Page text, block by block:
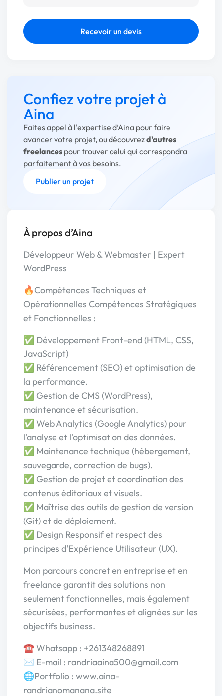
Recevoir un devis
Confiez votre projet à
Aina
Faites appel à l'expertise d’Aina pour faire
avancer votre projet, ou découvrezd'autres
freelances pour trouver celui qui correspondra
parfaitement à vos besoins.
Publier un projet
À propos d’Aina
Développeur Web & Webmaster | Expert
WordPress
🔥​Compétences Techniques et
Opérationnelles Compétences Stratégiques
et Fonctionnelles :
✅​ Développement Front-end (HTML, CSS,
JavaScript)
✅​ Référencement (SEO) et optimisation de
la performance.
✅​ Gestion de CMS (WordPress),
maintenance et sécurisation.
✅ Web Analytics (Google Analytics) pour
l'analyse et l'optimisation des données.
✅​ Maintenance technique (hébergement,
sauvegarde, correction de bugs).
✅​ Gestion de projet et coordination des
contenus éditoriaux et visuels.
✅​ Maîtrise des outils de gestion de version
(Git) et de déploiement.
✅​ Design Responsif et respect des
principes d'Expérience Utilisateur (UX).
Mon parcours concret en entreprise et en
freelance garantit des solutions non
seulement fonctionnelles, mais également
sécurisées, performantes et alignées sur les
objectifs business.
☎️​ Whatsapp : +261348268891
✉️​ E-mail : randriaaina500@gmail.com
🌐​Portfolio : www.aina-
randrianomanana.site